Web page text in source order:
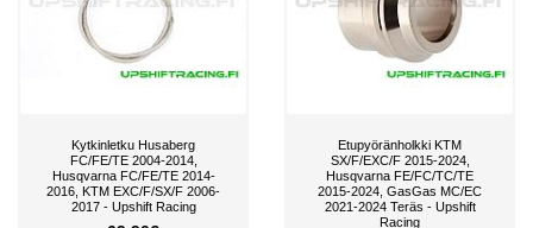
Kytkinletku Husaberg
FC/FE/TE 2004-2014,
Husqvarna FC/FE/TE 2014-
2016, KTM EXC/F/SX/F 2006-
2017 - Upshift Racing
Etupyöränholkki KTM
SX/F/EXC/F 2015-2024,
Husqvarna FE/FC/TC/TE
2015-2024, GasGas MC/EC
2021-2024 Teräs - Upshift
Racing